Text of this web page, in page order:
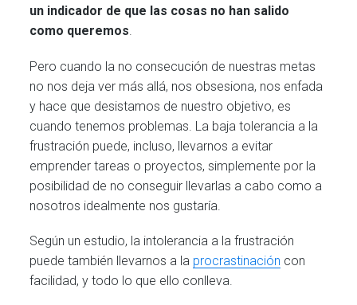
un indicador de que las cosas no han salido
como queremos.
Pero cuando la no consecución de nuestras metas
no nos deja ver más allá, nos obsesiona, nos enfada
y hace que desistamos de nuestro objetivo, es
cuando tenemos problemas. La baja tolerancia a la
frustración puede, incluso, llevarnos a evitar
emprender tareas o proyectos, simplemente por la
posibilidad de no conseguir llevarlas a cabo como a
nosotros idealmente nos gustaría.
Según un estudio, la intolerancia a la frustración
puede también llevarnos a la procrastinación con
facilidad, y todo lo que ello conlleva.